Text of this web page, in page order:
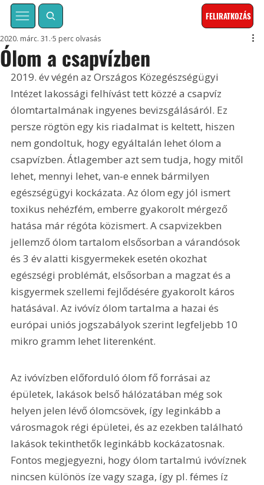
FELIRATKOZÁS
Ólom a csapvízben
2020. márc. 31. 5 perc olvasás
2019. év végén az Országos Közegészségügyi
Intézet lakossági felhívást tett közzé a csapvíz
ólomtartalmának ingyenes bevizsgálásáról. Ez
persze rögtön egy kis riadalmat is keltett, hiszen
nem gondoltuk, hogy egyáltalán lehet ólom a
csapvízben. Átlagember azt sem tudja, hogy mitől
lehet, mennyi lehet, van-e ennek bármilyen
egészségügyi kockázata. Az ólom egy jól ismert
toxikus nehézfém, emberre gyakorolt mérgező
hatása már régóta közismert. A csapvizekben
jellemző ólom tartalom elsősorban a várandósok
és 3 év alatti kisgyermekek esetén okozhat
egészségi problémát, elsősorban a magzat és a
kisgyermek szellemi fejlődésére gyakorolt káros
hatásával. Az ivóvíz ólom tartalma a hazai és
európai uniós jogszabályok szerint legfeljebb 10
mikro gramm lehet literenként.
Az ivóvízben előforduló ólom fő forrásai az
épületek, lakások belső hálózatában még sok
helyen jelen lévő ólomcsövek, így leginkább a
városmagok régi épületei, és az ezekben található
lakások tekinthetők leginkább kockázatosnak.
Fontos megjegyezni, hogy ólom tartalmú ivóvíznek
nincsen különös íze vagy szaga, így pl. fémes íz